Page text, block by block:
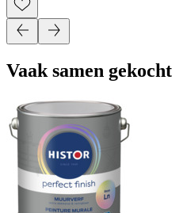
Vaak samen gekocht